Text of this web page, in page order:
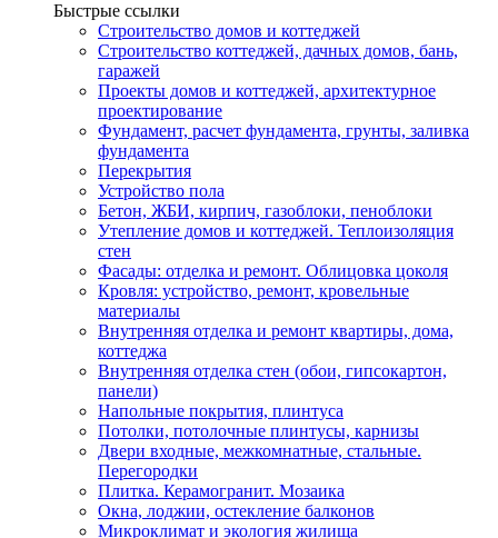
Быстрые ссылки
Строительство домов и коттеджей
Строительство коттеджей, дачных домов, бань,
гаражей
Проекты домов и коттеджей, архитектурное
проектирование
Фундамент, расчет фундамента, грунты, заливка
фундамента
Перекрытия
Устройство пола
Бетон, ЖБИ, кирпич, газоблоки, пеноблоки
Утепление домов и коттеджей. Теплоизоляция
стен
Фасады: отделка и ремонт. Облицовка цоколя
Кровля: устройство, ремонт, кровельные
материалы
Внутренняя отделка и ремонт квартиры, дома,
коттеджа
Внутренняя отделка стен (обои, гипсокартон,
панели)
Напольные покрытия, плинтуса
Потолки, потолочные плинтусы, карнизы
Двери входные, межкомнатные, стальные.
Перегородки
Плитка. Керамогранит. Мозаика
Окна, лоджии, остекление балконов
Микроклимат и экология жилища